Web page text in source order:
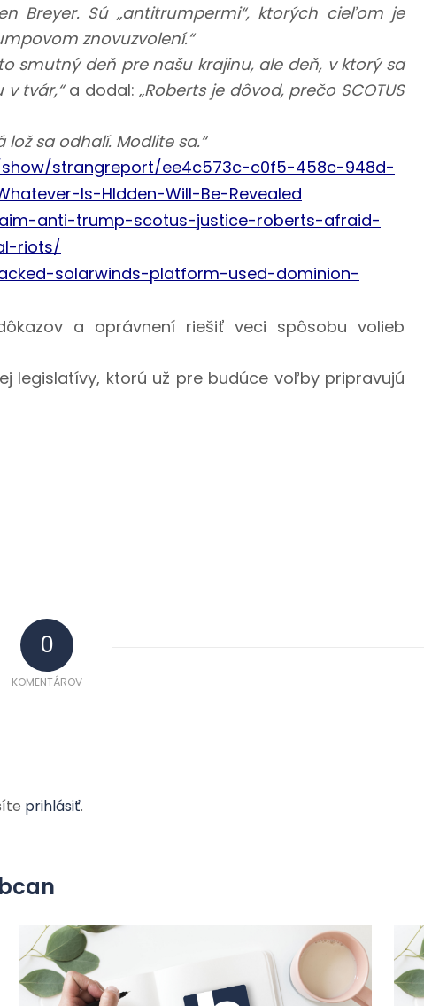
Breyer. Sú „antitrumpermi“, ktorých cieľom je
znovuzvolení.“
smutný deň pre našu krajinu, ale deň, v ktorý sa
tvár,“a dodal:„Roberts je dôvod, prečo SCOTUS
sa odhalí. Modlite sa.“
strangreport/ee4c573c-c0f5-458c-948d-
Is-HIdden-Will-Be-Revealed
anti-trump-scotus-justice-roberts-afraid-
riots/
solarwinds-platform-used-dominion-
a oprávnení riešiť veci spôsobu volieb
legislatívy, ktorú už pre budúce voľby pripravujú
0
KOMENTÁROV
prihlásiť.